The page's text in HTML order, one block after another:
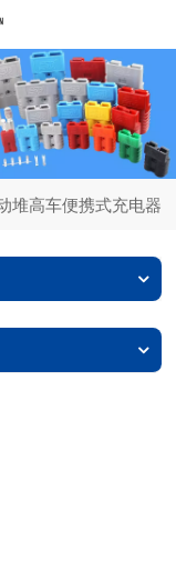
堆高车便携式充电器